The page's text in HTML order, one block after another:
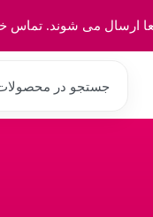
می شوند. تماس خارج تایم